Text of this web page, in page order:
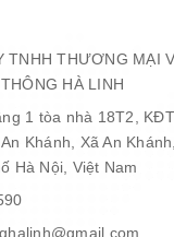
TNHH THƯƠNG MẠI
HÀ LINH
1 tòa nhà 18T2, KĐT
Khánh, Xã An Khánh,
Hà Nội, Việt Nam